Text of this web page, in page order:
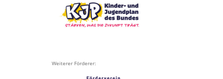
Weiterer Förderer: